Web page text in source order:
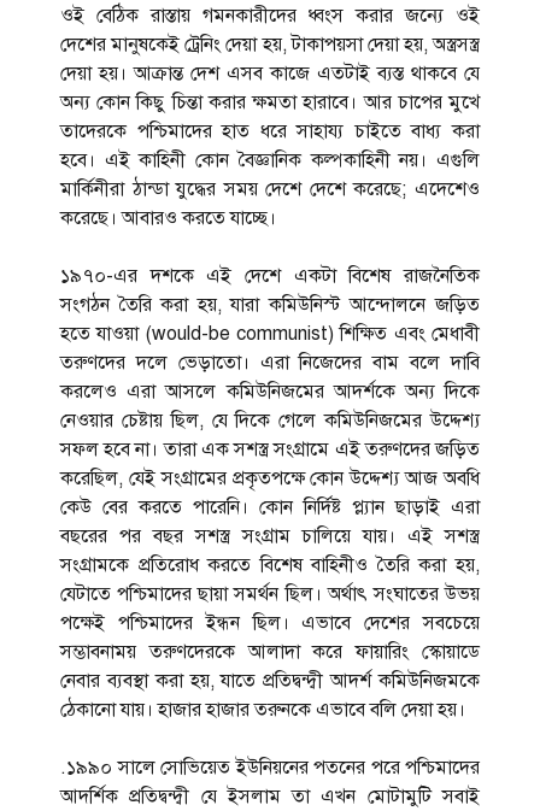
ওই বেঠিক রাস্তায় গমনকারীদের ধ্বংস করার জন্যে ওই
দেশের মানুষকেই ট্রেনিং দেয়া হয়, টাকাপয়সা দেয়া হয়, অস্ত্রসস্ত্র
দেয়া হয়। আক্রান্ত দেশ এসব কাজে এতটাই ব্যস্ত থাকবে যে
অন্য কোন কিছু চিন্তা করার ক্ষমতা হারাবে। আর চাপের মুখে
তাদেরকে পশ্চিমাদের হাত ধরে সাহায্য চাইতে বাধ্য করা
হবে। এই কাহিনী কোন বৈজ্ঞানিক কল্পকাহিনী নয়। এগুলি
মার্কিনীরা ঠান্ডা যুদ্ধের সময় দেশে দেশে করেছে; এদেশেও
করেছে। আবারও করতে যাচ্ছে।
১৯৭০-এর দশকে এই দেশে একটা বিশেষ রাজনৈতিক
সংগঠন তৈরি করা হয়, যারা কমিউনিস্ট আন্দোলনে জড়িত
হতে যাওয়া (would-be communist) শিক্ষিত এবং মেধাবী
তরুণদের দলে ভেড়াতো। এরা নিজেদের বাম বলে দাবি
করলেও এরা আসলে কমিউনিজমের আদর্শকে অন্য দিকে
নেওয়ার চেষ্টায় ছিল, যে দিকে গেলে কমিউনিজমের উদ্দেশ্য
সফল হবে না। তারা এক সশস্ত্র সংগ্রামে এই তরুণদের জড়িত
করেছিল, যেই সংগ্রামের প্রকৃতপক্ষে কোন উদ্দেশ্য আজ অবধি
কেউ বের করতে পারেনি। কোন নির্দিষ্ট প্ল্যান ছাড়াই এরা
বছরের পর বছর সশস্ত্র সংগ্রাম চালিয়ে যায়। এই সশস্ত্র
সংগ্রামকে প্রতিরোধ করতে বিশেষ বাহিনীও তৈরি করা হয়,
যেটাতে পশ্চিমাদের ছায়া সমর্থন ছিল। অর্থাৎ সংঘাতের উভয়
পক্ষেই পশ্চিমাদের ইন্ধন ছিল। এভাবে দেশের সবচেয়ে
সম্ভাবনাময় তরুণদেরকে আলাদা করে ফায়ারিং স্কোয়াডে
নেবার ব্যবস্থা করা হয়, যাতে প্রতিদ্বন্দ্বী আদর্শ কমিউনিজমকে
ঠেকানো যায়। হাজার হাজার তরুনকে এভাবে বলি দেয়া হয়।
.১৯৯০ সালে সোভিয়েত ইউনিয়নের পতনের পরে পশ্চিমাদের
আদর্শিক প্রতিদ্বন্দ্বী যে ইসলাম তা এখন মোটামুটি সবাই